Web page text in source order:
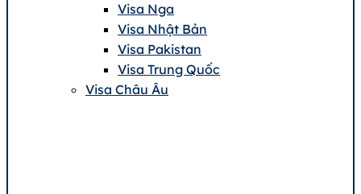
Visa Nga
Visa Nhật Bản
Visa Pakistan
Visa Trung Quốc
Visa Châu Âu